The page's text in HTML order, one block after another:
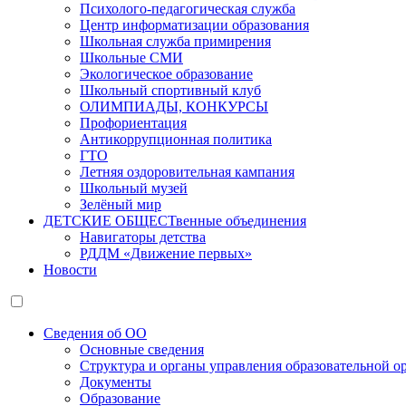
Психолого-педагогическая служба
Центр информатизации образования
Школьная служба примирения
Школьные СМИ
Экологическое образование
Школьный спортивный клуб
ОЛИМПИАДЫ, КОНКУРСЫ
Профориентация
Антикоррупционная политика
ГТО
Летняя оздоровительная кампания
Школьный музей
Зелёный мир
ДЕТСКИЕ ОБЩЕСТвенные объединения
Навигаторы детства
РДДМ «Движение первых»
Новости
Сведения об ОО
Основные сведения
Структура и органы управления образовательной
Документы
Образование